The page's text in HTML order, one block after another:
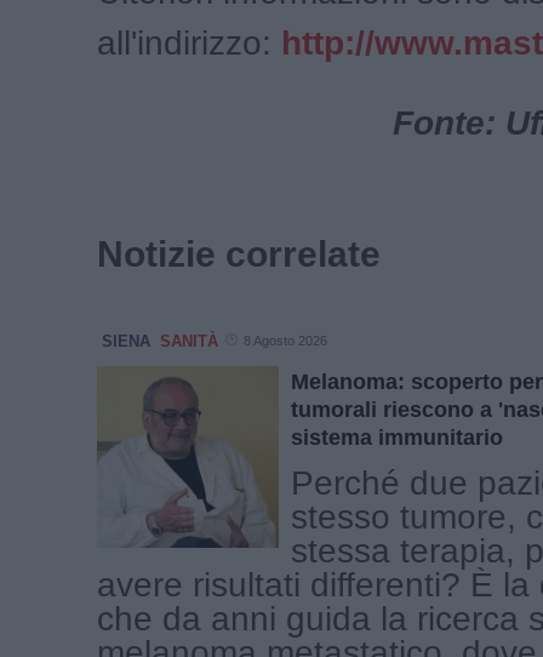
all'indirizzo: http://
Fonte:
Notizie correlate
SIENA SANITÀ 8 Agosto 2026
Melanoma: scoperto
tumorali riescono a
sistema immunitario
Perché due
stesso tumore,
stessa terapia,
avere risultati differenti? È la
che da anni guida la ricerca